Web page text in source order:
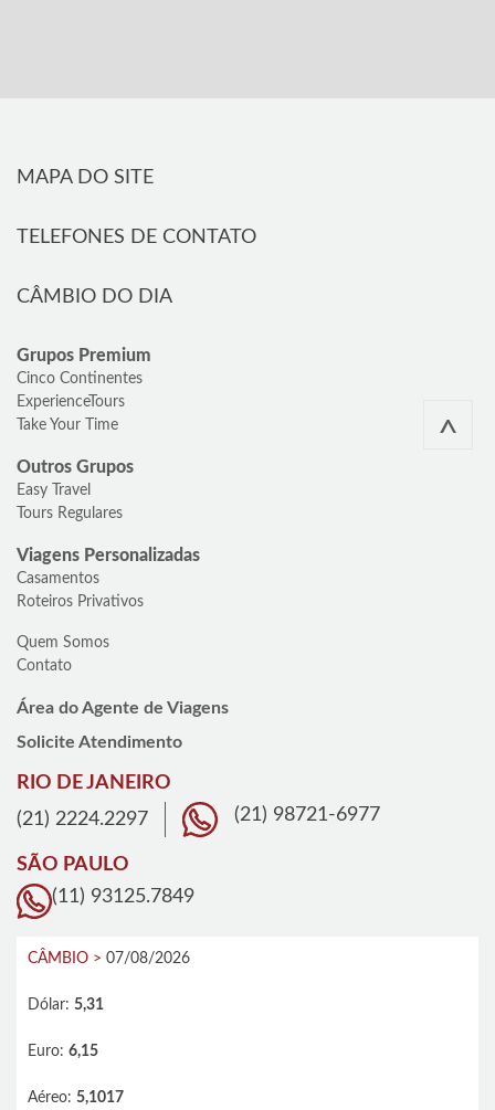
MAPA DO SITE
TELEFONES DE CONTATO
CÂMBIO DO DIA
Grupos Premium
Cinco Continentes
ExperienceTours
Take Your Time
Outros Grupos
Easy Travel
Tours Regulares
Viagens Personalizadas
Casamentos
Roteiros Privativos
Quem Somos
Contato
Área do Agente de Viagens
Solicite Atendimento
RIO DE JANEIRO
(21) 2224.2297
(21) 98721-6977
SÃO PAULO
(11) 93125.7849
CÂMBIO > 07/08/2026
Dólar: 5,31
Euro: 6,15
Aéreo: 5,1017
^